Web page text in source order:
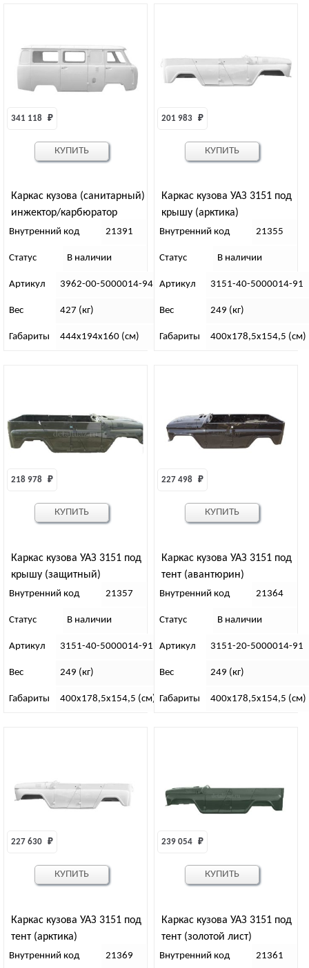
Каркас кузова (санитарный)
инжектор/карбюратор
белая ночь(аналог 3962-56-
341 118 ₽
Внутренний код 21391
Статус В наличии
Артикул 3962-00-5000014-94
Вес 427 (кг)
Габариты 444х194х160 (см)
КУПИТЬ
Каркас кузова УАЗ 3151 под
крышу (арктика)
201 983 ₽
Внутренний код 21355
Статус В наличии
Артикул 3151-40-5000014-91
Вес 249 (кг)
Габариты 400х178,5х154,5 (см)
КУПИТЬ
Каркас кузова УАЗ 3151 под
крышу (защитный)
218 978 ₽
Внутренний код 21357
Статус В наличии
Артикул 3151-40-5000014-91
Вес 249 (кг)
Габариты 400х178,5х154,5 (см)
КУПИТЬ
Каркас кузова УАЗ 3151 под
тент (авантюрин)
227 498 ₽
Внутренний код 21364
Статус В наличии
Артикул 3151-20-5000014-91
Вес 249 (кг)
Габариты 400х178,5х154,5 (см)
КУПИТЬ
Каркас кузова УАЗ 3151 под
тент (арктика)
227 630 ₽
Внутренний код 21369
КУПИТЬ
Каркас кузова УАЗ 3151 под
тент (золотой лист)
239 054 ₽
Внутренний код 21361
КУПИТЬ